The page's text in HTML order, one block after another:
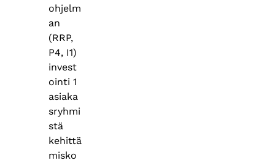
ohjelm
an
(RRP,
P4, I1)
invest
ointi 1
asiaka
sryhmi
stä
kehittä
misko